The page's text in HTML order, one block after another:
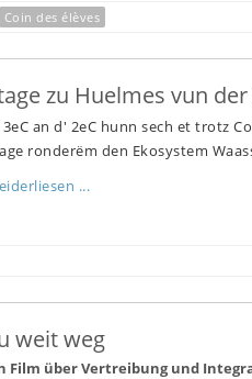
Coin des élèves
zu Huelmes vun der
3eC an d' 2eC hunn sech et trotz
ronderëm den Ekosystem
...
weit weg
Film über Vertreibung und